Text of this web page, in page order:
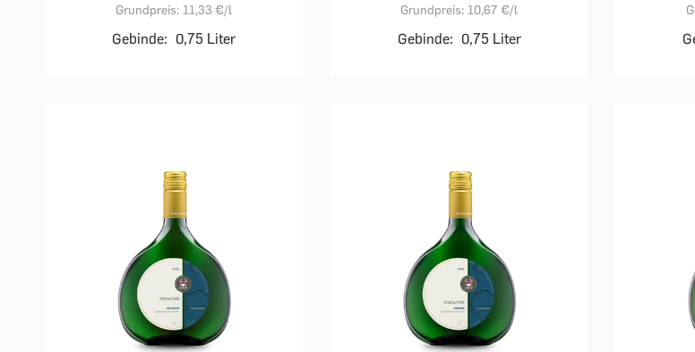
Grundpreis: 11,33 €/l
Gebinde: 0,75 Liter
Grundpreis: 10,67 €/l
Gebinde: 0,75 Liter